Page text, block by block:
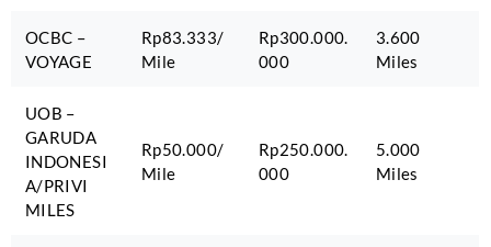
OCBC –
VOYAGE
Rp83.333/
Mile
Rp300.000.
000
3.600
Miles
UOB –
GARUDA
INDONESI
A/PRIVI
MILES
Rp50.000/
Mile
Rp250.000.
000
5.000
Miles